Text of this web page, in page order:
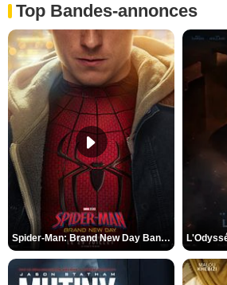
Top Bandes-annonces
Spider-Man: Brand New Day Bande-annonce VO STFR